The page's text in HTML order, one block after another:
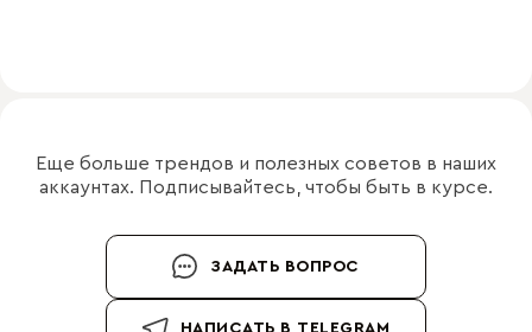
Еще больше трендов и полезных советов в наших
аккаунтах. Подписывайтесь, чтобы быть в курсе.
ЗАДАТЬ ВОПРОС
НАПИСАТЬ В TELEGRAM